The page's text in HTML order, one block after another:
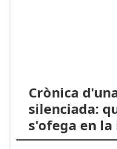
Crònica
silenciada:
s'ofega en